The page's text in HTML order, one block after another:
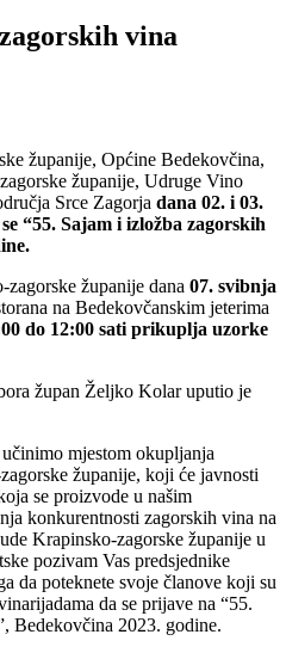
vina
županije, Općine Bedekovčina,
županije, Udruge Vino
Srce Zagorja dana 02. i 03.
“55. Sajam i izložba zagorskih
županije dana 07. svibnja
na Bedekovčanskim jeterima
do 12:00 sati prikuplja uzorke
župan Željko Kolar uputio je
mjestom okupljanja
županije, koji će javnosti
se proizvode u našim
konkurentnosti zagorskih vina na
Krapinsko-zagorske županije u
pozivam Vas predsjednike
da poteknete svoje članove koji su
da se prijave na “55.
Bedekovčina 2023. godine.